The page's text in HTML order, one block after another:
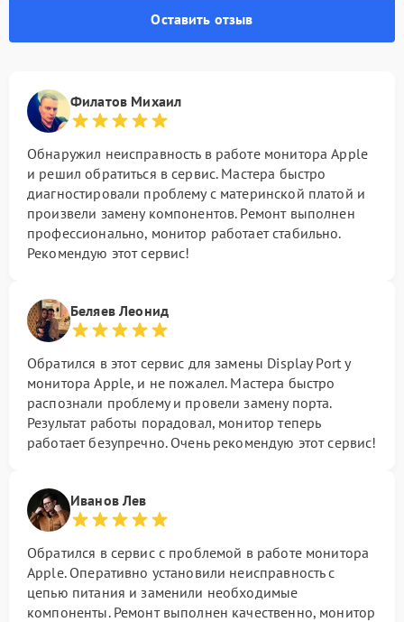
Оставить отзыв
Филатов Михаил
Обнаружил неисправность в работе монитора Apple
и решил обратиться в сервис. Мастера быстро
диагностировали проблему с материнской платой и
произвели замену компонентов. Ремонт выполнен
профессионально, монитор работает стабильно.
Рекомендую этот сервис!
Беляев Леонид
Обратился в этот сервис для замены Display Port у
монитора Apple, и не пожалел. Мастера быстро
распознали проблему и провели замену порта.
Результат работы порадовал, монитор теперь
работает безупречно. Очень рекомендую этот сервис!
Иванов Лев
Обратился в сервис с проблемой в работе монитора
Apple. Оперативно установили неисправность с
цепью питания и заменили необходимые
компоненты. Ремонт выполнен качественно, монитор